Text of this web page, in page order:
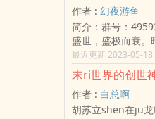
作者 : 幻夜游鱼
简介：群号：
盛世，盛极而衰。
恶业，怨恨难平。
魂卫冬暝，巧合之
不平冤屈。救无辜
无救之怪。镇魂驱
最近更新 2023-05-18
末ri世界的创世
作者 : 白总啊
胡苏立shen在ju